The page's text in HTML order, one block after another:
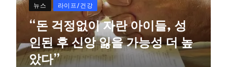
뉴스 라이프/건강
“돈 걱정없이 자란 아이들, 성
인된 후 신앙 잃을 가능성 더 높
았다”